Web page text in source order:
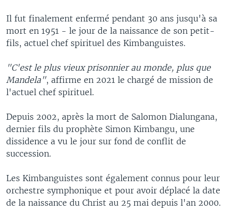
Il fut finalement enfermé pendant 30 ans jusqu'à sa
mort en 1951 - le jour de la naissance de son petit-
fils, actuel chef spirituel des Kimbanguistes.
"C'est le plus vieux prisonnier au monde, plus que
Mandela", affirme en 2021 le chargé de mission de
l'actuel chef spirituel.
Depuis 2002, après la mort de Salomon Dialungana,
dernier fils du prophète Simon Kimbangu, une
dissidence a vu le jour sur fond de conflit de
succession.
Les Kimbanguistes sont également connus pour leur
orchestre symphonique et pour avoir déplacé la date
de la naissance du Christ au 25 mai depuis l'an 2000.